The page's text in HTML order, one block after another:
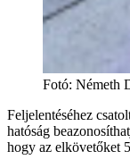
Fotó: Németh
Feljelentéséhez
hatóság
hogy az elkövetőket